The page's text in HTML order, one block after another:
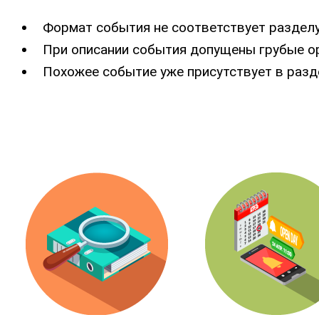
Формат события не соответствует
При описании события допущены грубые
Похожее событие уже присутствует в